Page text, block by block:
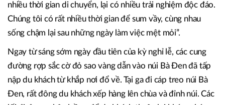
nhiều thời gian di chuyển, lại có nhiều trải nghiệm độc đáo.
Chúng tôi có rất nhiều thời gian để sum vầy, cùng nhau
sống chậm lại sau những ngày làm việc mệt mỏi”.
Ngay từ sáng sớm ngày đầu tiên của kỳ nghỉ lễ, các cung
đường rợp sắc cờ đỏ sao vàng dẫn vào núi Bà Đen đã tấp
nập du khách từ khắp nơi đổ về. Tại ga đi cáp treo núi Bà
Đen, rất đông du khách xếp hàng lên chùa và đỉnh núi. Các